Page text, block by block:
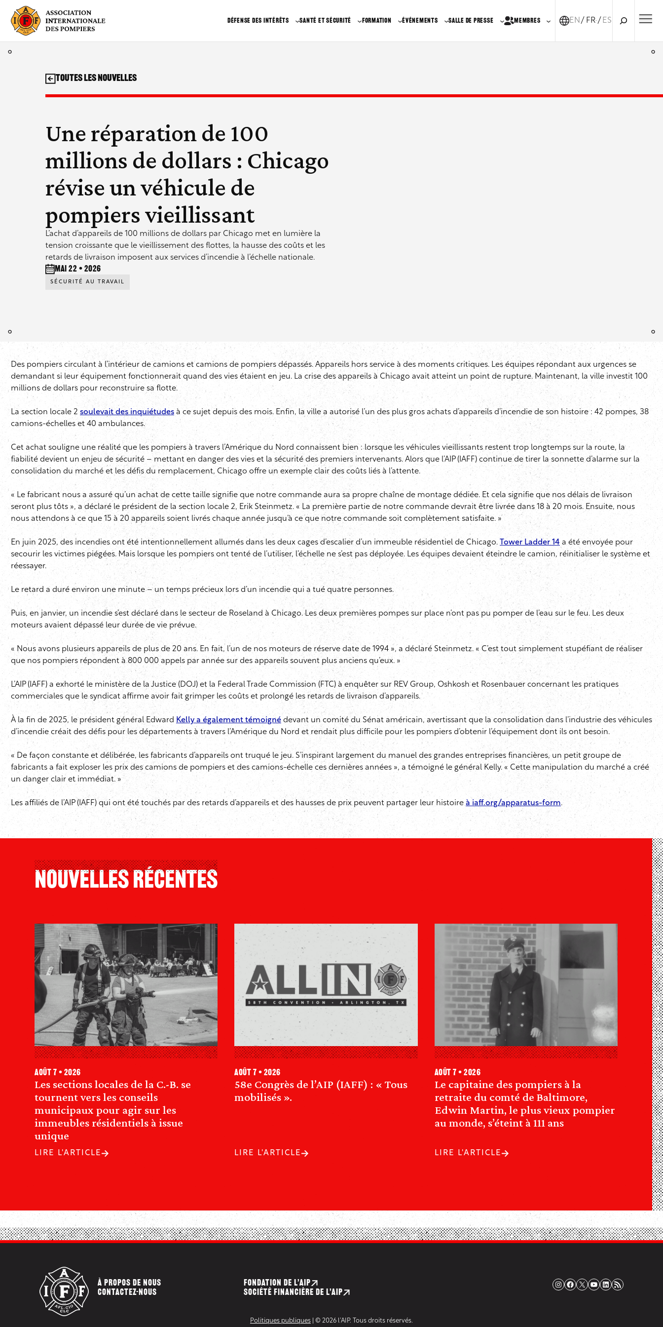
contenu
DÉFENSE DES INTÉRÊTS SANTÉ ET SÉCURITÉ FORMATION ÉVÉNEMENTS SALLE DE PRESSE MEMBRES EN FR-CA
ES
Une réparation de 100
millions de dollars : Chicago
révise un véhicule de
pompiers vieillissant
L’achat d’appareils de 100 millions de dollars par Chicago met en lumière la
tension croissante que le vieillissement des flottes, la hausse des coûts et les
retards de livraison imposent aux services d’incendie à l’échelle nationale.
mai 22 • 2026
SÉCURITÉ AU TRAVAIL
Toutes les nouvelles
Des pompiers circulant à l’intérieur de camions et camions de pompiers dépassés. Appareils hors service à des moments critiques. Les équipes répondant aux urgences se
demandant si leur équipement fonctionnerait quand des vies étaient en jeu. La crise des appareils à Chicago avait atteint un point de rupture. Maintenant, la ville investit 100
millions de dollars pour reconstruire sa flotte.
La section locale 2 soulevait des inquiétudes à ce sujet depuis des mois. Enfin, la ville a autorisé l’un des plus gros achats d’appareils d’incendie de son histoire : 42 pompes, 38
camions-échelles et 40 ambulances.
Cet achat souligne une réalité que les pompiers à travers l’Amérique du Nord connaissent bien : lorsque les véhicules vieillissants restent trop longtemps sur la route, la
fiabilité devient un enjeu de sécurité – mettant en danger des vies et la sécurité des premiers intervenants. Alors que l’AIP (IAFF) continue de tirer la sonnette d’alarme sur la
consolidation du marché et les défis du remplacement, Chicago offre un exemple clair des coûts liés à l’attente.
« Le fabricant nous a assuré qu’un achat de cette taille signifie que notre commande aura sa propre chaîne de montage dédiée. Et cela signifie que nos délais de livraison
seront plus tôts », a déclaré le président de la section locale 2, Erik Steinmetz. « La première partie de notre commande devrait être livrée dans 18 à 20 mois. Ensuite, nous
nous attendons à ce que 15 à 20 appareils soient livrés chaque année jusqu’à ce que notre commande soit complètement satisfaite. »
En juin 2025, des incendies ont été intentionnellement allumés dans les deux cages d’escalier d’un immeuble résidentiel de Chicago. Tower Ladder 14 a été envoyée pour
secourir les victimes piégées. Mais lorsque les pompiers ont tenté de l’utiliser, l’échelle ne s’est pas déployée. Les équipes devaient éteindre le camion, réinitialiser le système et
réessayer.
Le retard a duré environ une minute – un temps précieux lors d’un incendie qui a tué quatre personnes.
Puis, en janvier, un incendie s’est déclaré dans le secteur de Roseland à Chicago. Les deux premières pompes sur place n’ont pas pu pomper de l’eau sur le feu. Les deux
moteurs avaient dépassé leur durée de vie prévue.
« Nous avons plusieurs appareils de plus de 20 ans. En fait, l’un de nos moteurs de réserve date de 1994 », a déclaré Steinmetz. « C’est tout simplement stupéfiant de réaliser
que nos pompiers répondent à 800 000 appels par année sur des appareils souvent plus anciens qu’eux. »
L’AIP (IAFF) a exhorté le ministère de la Justice (DOJ) et la Federal Trade Commission (FTC) à enquêter sur REV Group, Oshkosh et Rosenbauer concernant les pratiques
commerciales que le syndicat affirme avoir fait grimper les coûts et prolongé les retards de livraison d’appareils.
À la fin de 2025, le président général Edward Kelly a également témoigné devant un comité du Sénat américain, avertissant que la consolidation dans l’industrie des véhicules
d’incendie créait des défis pour les départements à travers l’Amérique du Nord et rendait plus difficile pour les pompiers d’obtenir l’équipement dont ils ont besoin.
« De façon constante et délibérée, les fabricants d’appareils ont truqué le jeu. S’inspirant largement du manuel des grandes entreprises financières, un petit groupe de
fabricants a fait exploser les prix des camions de pompiers et des camions-échelle ces dernières années », a témoigné le général Kelly. « Cette manipulation du marché a créé
un danger clair et immédiat. »
Les affiliés de l’AIP (IAFF) qui ont été touchés par des retards d’appareils et des hausses de prix peuvent partager leur histoire à iaff.org/apparatus-form.
Nouvelles Récentes
Les sections locales de la C.-B. se
tournent vers les conseils
municipaux pour agir sur les
immeubles résidentiels à issue
unique
août 7 • 2026
LIRE L'ARTICLE
58e Congrès de l’AIP (IAFF) : « Tous
mobilisés ».
août 7 • 2026
LIRE L'ARTICLE
Le capitaine des pompiers à la
retraite du comté de Baltimore,
Edwin Martin, le plus vieux pompier
au monde, s’éteint à 111 ans
août 7 • 2026
LIRE L'ARTICLE
À PROPOS DE NOUS
CONTACTEZ-NOUS
FONDATION DE L’AIP
SOCIÉTÉ FINANCIÈRE DE L’AIP
Instagram Facebook X YouTube LinkedIn Flux RSS
Politiques publiques | © 2026 l’AIP. Tous droits réservés.